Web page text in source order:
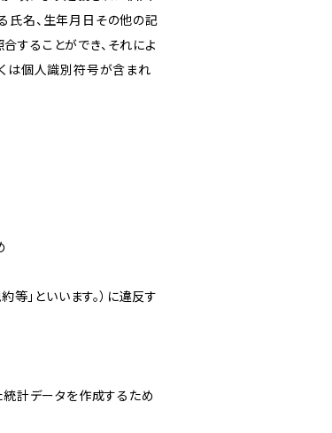
氏名、生年月日その他の記
することができ、それによ
くは個人識別符号が含まれ
等」といいます。）に違反す
統計データを作成するため